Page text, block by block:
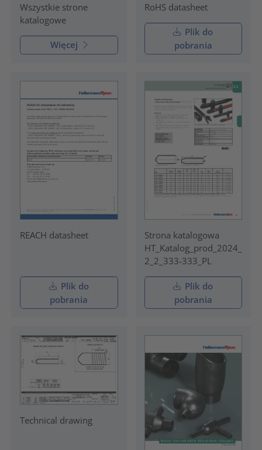
Wszystkie strone
katalogowe
Więcej
RoHS datasheet
Plik do
pobrania
REACH datasheet
Plik do
pobrania
Strona katalogowa
HT_Katalog_prod_2024_
2_2_333-333_PL
Plik do
pobrania
Technical drawing